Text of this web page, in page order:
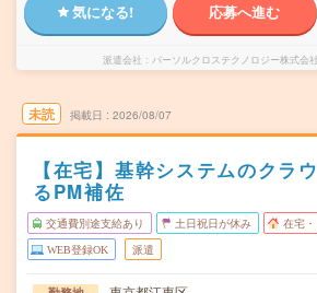
気になる! 応募へ進む
派遣会社 パーソルクロステクノロジー株式会
未読 掲載日 2026/08/07
【在宅】基幹システムのクラ
るPM補佐
交通費別途支給あり 土日祝日が休み 在宅・
WEB登録OK 派遣